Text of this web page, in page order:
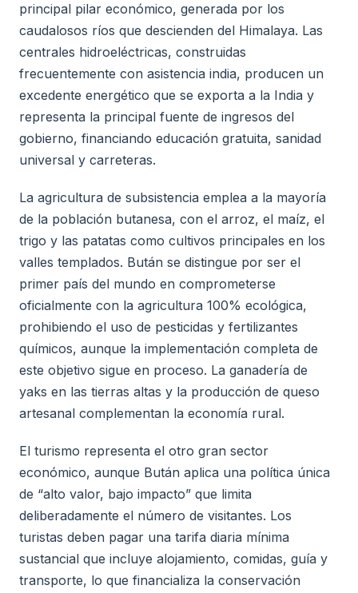
principal pilar económico, generada por los
caudalosos ríos que descienden del Himalaya. Las
centrales hidroeléctricas, construidas
frecuentemente con asistencia india, producen un
excedente energético que se exporta a la India y
representa la principal fuente de ingresos del
gobierno, financiando educación gratuita, sanidad
universal y carreteras.
La agricultura de subsistencia emplea a la mayoría
de la población butanesa, con el arroz, el maíz, el
trigo y las patatas como cultivos principales en los
valles templados. Bután se distingue por ser el
primer país del mundo en comprometerse
oficialmente con la agricultura 100% ecológica,
prohibiendo el uso de pesticidas y fertilizantes
químicos, aunque la implementación completa de
este objetivo sigue en proceso. La ganadería de
yaks en las tierras altas y la producción de queso
artesanal complementan la economía rural.
El turismo representa el otro gran sector
económico, aunque Bután aplica una política única
de “alto valor, bajo impacto” que limita
deliberadamente el número de visitantes. Los
turistas deben pagar una tarifa diaria mínima
sustancial que incluye alojamiento, comidas, guía y
transporte, lo que financializa la conservación